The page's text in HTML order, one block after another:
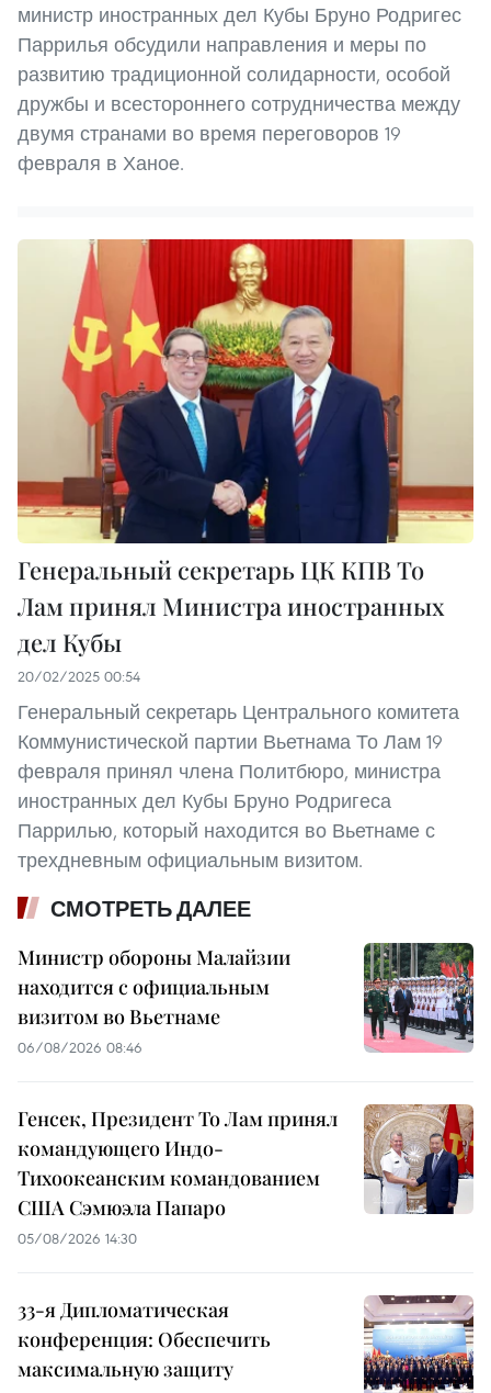
министр иностранных дел Кубы Бруно Родригес
Паррилья обсудили направления и меры по
развитию традиционной солидарности, особой
дружбы и всестороннего сотрудничества между
двумя странами во время переговоров 19
февраля в Ханое.
Генеральный секретарь ЦК КПВ То
Лам принял Министра иностранных
дел Кубы
20/02/2025 00:54
Генеральный секретарь Центрального комитета
Коммунистической партии Вьетнама То Лам 19
февраля принял члена Политбюро, министра
иностранных дел Кубы Бруно Родригеса
Паррилью, который находится во Вьетнаме с
трехдневным официальным визитом.
СМОТРЕТЬ ДАЛЕЕ
Министр обороны Малайзии
находится с официальным
визитом во Вьетнаме
06/08/2026 08:46
Генсек, Президент То Лам принял
командующего Индо-
Тихоокеанским командованием
США Сэмюэла Папаро
05/08/2026 14:30
33-я Дипломатическая
конференция: Обеспечить
максимальную защиту